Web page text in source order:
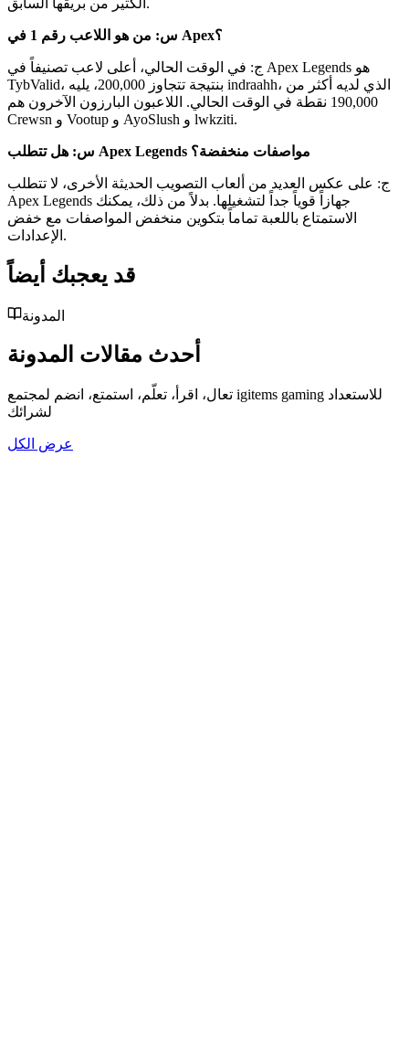
س: من هو اللاعب رقم 1 في Apex؟
ج: في الوقت الحالي، أعلى لاعب تصنيفاً في Apex Legends هو
TybValid، بنتيجة تتجاوز 200,000، يليه indraahh، الذي لديه أكثر من
190,000 نقطة في الوقت الحالي. اللاعبون البارزون الآخرون هم
Crewsn و Vootup و AyoSlush و lwkziti.
س: هل تتطلب Apex Legends مواصفات منخفضة؟
ج: على عكس العديد من ألعاب التصويب الحديثة الأخرى، لا تتطلب
Apex Legends جهازاً قوياً جداً لتشغيلها. بدلاً من ذلك، يمكنك
الاستمتاع باللعبة تماماً بتكوين منخفض المواصفات مع خفض
الإعدادات.
قد يعجبك أيضاً
المدونة
أحدث مقالات المدونة
تعال، اقرأ، تعلّم، استمتع، انضم لمجتمع igitems gaming للاستعداد
لشرائك
عرض الكل